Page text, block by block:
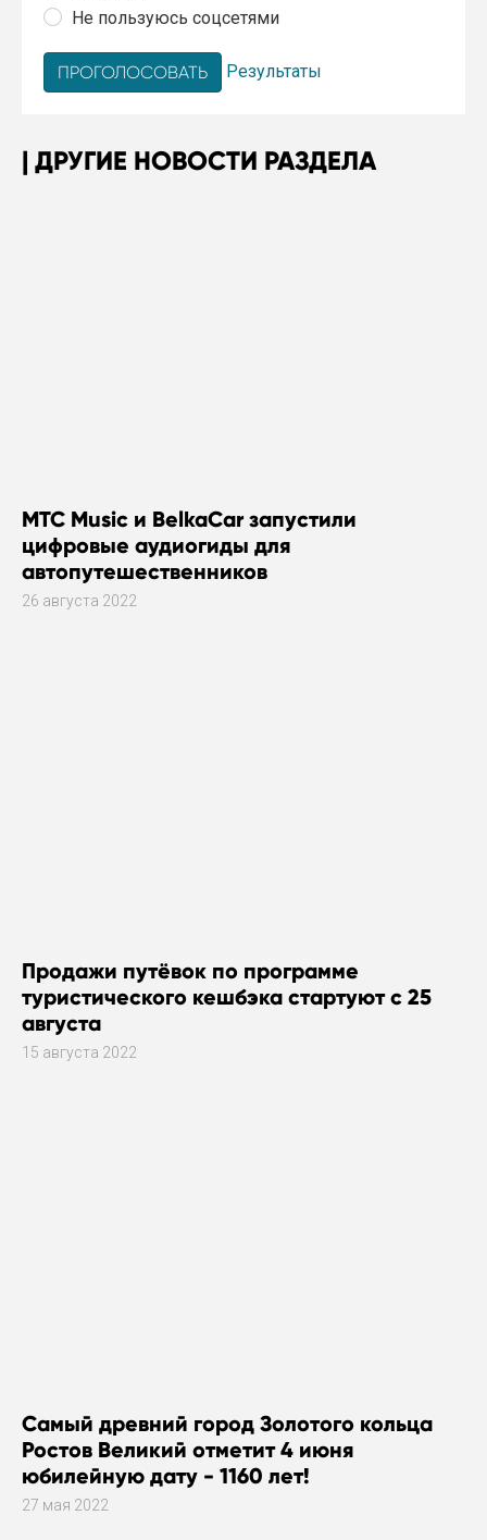
Не пользуюсь соцсетями
Результаты
ДРУГИЕ НОВОСТИ РАЗДЕЛА
МТС Music и BelkaCar запустили
цифровые аудиогиды для
автопутешественников
26 августа 2022
Продажи путёвок по программе
туристического кешбэка стартуют с 25
августа
15 августа 2022
Самый древний город Золотого кольца
Ростов Великий отметит 4 июня
юбилейную дату - 1160 лет!
27 мая 2022